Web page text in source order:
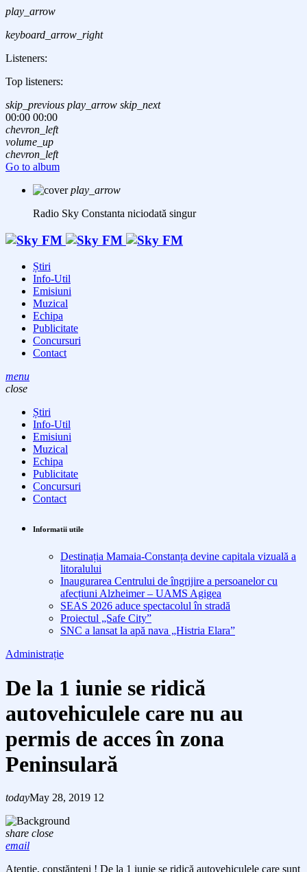
play_arrow
keyboard_arrow_right
Listeners:
Top listeners:
skip_previous play_arrow skip_next
00:00 00:00
chevron_left
volume_up
chevron_left
Go to album
play_arrow
Radio Sky Constanta niciodată singur
Știri
Info-Util
Emisiuni
Muzical
Echipa
Publicitate
Concursuri
Contact
menu
close
Știri
Info-Util
Emisiuni
Muzical
Echipa
Publicitate
Concursuri
Contact
Informatii utile
Destinația Mamaia-Constanța devine capitala vizuală a
litoralului
Inaugurarea Centrului de îngrijire a persoanelor cu
afecțiuni Alzheimer – UAMS Agigea
SEAS 2026 aduce spectacolul în stradă
Proiectul „Safe City”
SNC a lansat la apă nava „Histria Elara”
Administrație
De la 1 iunie se ridică
autovehiculele care nu au
permis de acces în zona
Peninsulară
todayMay 28, 2019 12
share close
email
Atenție, constănțeni ! De la 1 iunie se ridică autovehiculele care sunt